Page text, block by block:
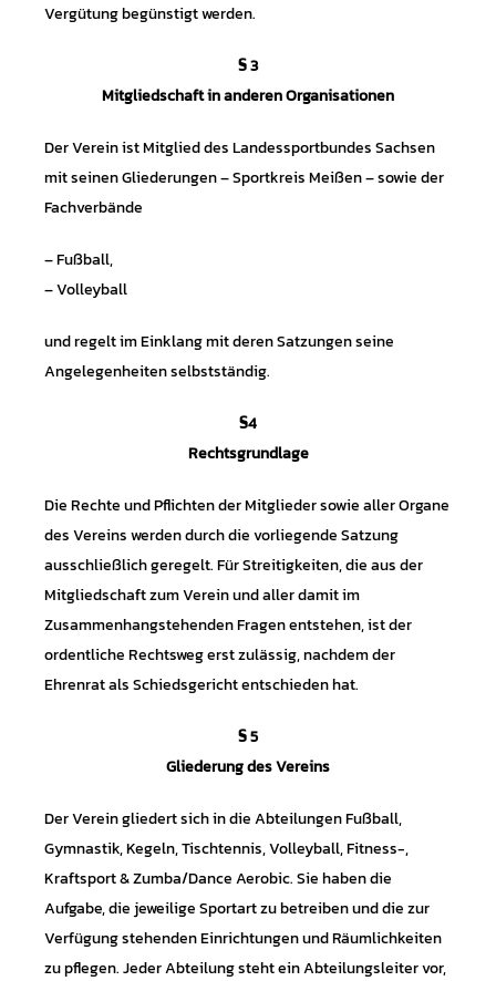
Vergütung begünstigt werden.
§ 3
Mitgliedschaft in anderen Organisationen
Der Verein ist Mitglied des Landessportbundes Sachsen
mit seinen Gliederungen – Sportkreis Meißen – sowie der
Fachverbände
– Fußball,
– Volleyball
und regelt im Einklang mit deren Satzungen seine
Angelegenheiten selbstständig.
§4
Rechtsgrundlage
Die Rechte und Pflichten der Mitglieder sowie aller Organe
des Vereins werden durch die vorliegende Satzung
ausschließlich geregelt. Für Streitigkeiten, die aus der
Mitgliedschaft zum Verein und aller damit im
Zusammenhangstehenden Fragen entstehen, ist der
ordentliche Rechtsweg erst zulässig, nachdem der
Ehrenrat als Schiedsgericht entschieden hat.
§ 5
Gliederung des Vereins
Der Verein gliedert sich in die Abteilungen Fußball,
Gymnastik, Kegeln, Tischtennis, Volleyball, Fitness-,
Kraftsport & Zumba/Dance Aerobic. Sie haben die
Aufgabe, die jeweilige Sportart zu betreiben und die zur
Verfügung stehenden Einrichtungen und Räumlichkeiten
zu pflegen. Jeder Abteilung steht ein Abteilungsleiter vor,